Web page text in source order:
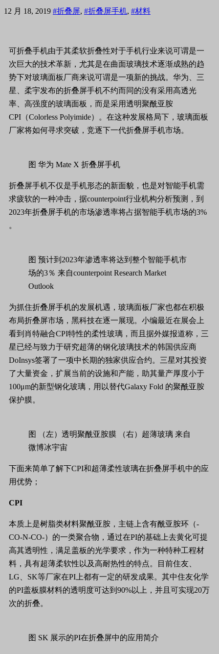
12 月 18, 2019 #折叠屏, #折叠屏手机, #材料
可折叠手机由于其柔软折叠性对于手机行业来说可谓是一
次巨大的技术革新，尤其是在曲面玻璃技术逐渐成熟的趋
势下对玻璃面板厂商来说可谓是一项新的挑战。华为、三
星、柔宇发布的折叠屏手机不约而同的没有采用高透光
率、高强度的玻璃面板，而是采用透明聚酰亚胺
CPI（Colorless Polyimide）。在这种发展格局下，玻璃面板
厂家将如何寻求突破，竞逐下一代折叠屏手机市场。
图 华为 Mate X 折叠屏手机
折叠屏手机不仅是手机形态的新面貌，也是对智能手机需
求疲软的一种冲击，据counterpoint行业机构分析预测，到
2023年折叠屏手机的市场渗透率将占据智能手机市场的3%
。
图 预计到2023年渗透率将达到整个智能手机市
场的3％ 来自counterpoint Research Market
Outlook
为抓住折叠屏手机的发展机遇，玻璃面板厂家也都在积极
布局折叠屏市场，黑科技在逐一展现。小编最近在展会上
看到肖特融合CPI特性的柔性玻璃，而且据外媒报道称，三
星已经与致力于研究超薄的钢化玻璃技术的韩国供应商
DoInsys签署了一项中长期的独家供应合约。三星对其投资
了大量资金，扩展当前的设施和产能，助其量产厚度小于
100μm的新型钢化玻璃，用以替代Galaxy Fold 的聚酰亚胺
保护膜。
图 （左）透明聚酰亚胺膜 （右）超薄玻璃 来自
微博冰宇宙
下面来简单了解下CPI和超薄柔性玻璃在折叠屏手机中的应
用优势；
CPI
本质上是树脂类材料聚酰亚胺，主链上含有酰亚胺环（-
CO-N-CO-）的一类聚合物，通过在PI的基础上去黄化可提
高其透明性，满足盖板的光学要求，作为一种特种工程材
料，具有超薄柔软性以及高耐热性的特点。目前住友、
LG、SK等厂家在PI上都有一定的研发成果。其中住友化学
的PI盖板膜材料的透明度可达到90%以上，并且可实现20万
次的折叠。
图 SK 展示的PI在折叠屏中的应用简介